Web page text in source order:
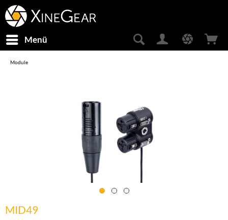
Menü
Module
MID49